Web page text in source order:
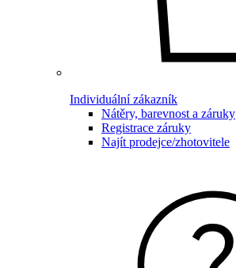
Individuální zákazník
Nátěry, barevnost a záruky
Registrace záruky
Najít prodejce/zhotovitele